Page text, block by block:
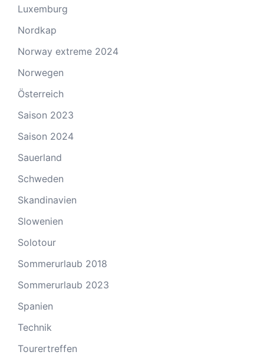
Luxemburg
Nordkap
Norway extreme 2024
Norwegen
Österreich
Saison 2023
Saison 2024
Sauerland
Schweden
Skandinavien
Slowenien
Solotour
Sommerurlaub 2018
Sommerurlaub 2023
Spanien
Technik
Tourertreffen